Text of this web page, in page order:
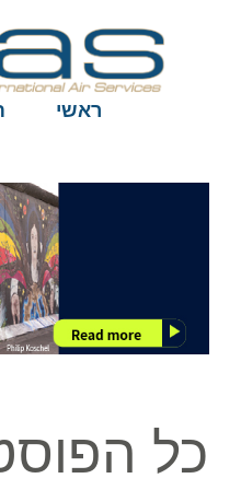
ראשי
כל הפוסטים